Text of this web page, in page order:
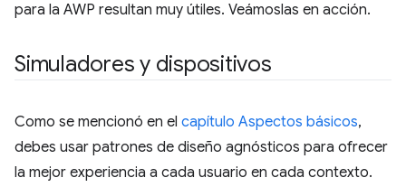
para la AWP resultan muy útiles. Veámoslas en acción.
Simuladores y dispositivos
Como se mencionó en el capítulo Aspectos básicos,
debes usar patrones de diseño agnósticos para ofrecer
la mejor experiencia a cada usuario en cada contexto.